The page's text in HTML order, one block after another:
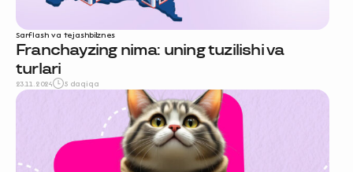
Sarflash va tejashbiznes
Franchayzing nima: uning tuzilishi va
turlari
23.11.2024 5 daqiqa